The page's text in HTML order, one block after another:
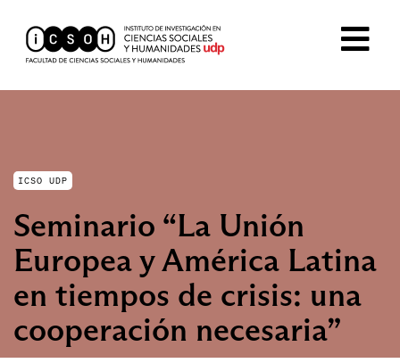
ICSO UDP
Seminario “La Unión
Europea y América Latina
en tiempos de crisis: una
cooperación necesaria”